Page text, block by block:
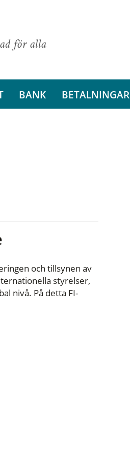
för alla
BANK BETALNINGAR
och tillsynen av
styrelser,
nivå. På detta FI-